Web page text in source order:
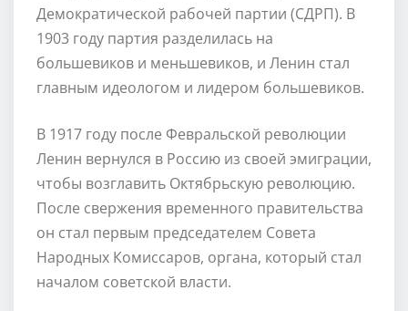
Демократической рабочей партии (СДРП). В
1903 году партия разделилась на
большевиков и меньшевиков, и Ленин стал
главным идеологом и лидером большевиков.
В 1917 году после Февральской революции
Ленин вернулся в Россию из своей эмиграции,
чтобы возглавить Октябрьскую революцию.
После свержения временного правительства
он стал первым председателем Совета
Народных Комиссаров, органа, который стал
началом советской власти.